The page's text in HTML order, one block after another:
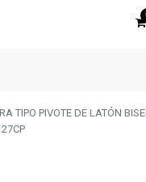
TIPO PIVOTE DE LATÓN